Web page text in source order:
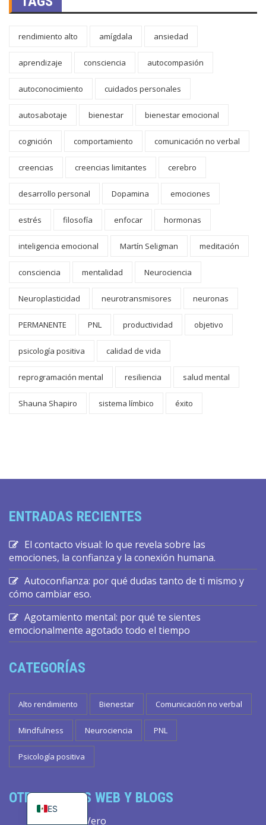
rendimiento alto amígdala ansiedad
aprendizaje consciencia autocompasión
autoconocimiento cuidados personales
autosabotaje bienestar bienestar emocional
cognición comportamiento comunicación no verbal
creencias creencias limitantes cerebro
desarrollo personal Dopamina emociones
estrés filosofía enfocar hormonas
inteligencia emocional Martín Seligman meditación
consciencia mentalidad Neurociencia
Neuroplasticidad neurotransmisores neuronas
PERMANENTE PNL productividad objetivo
psicología positiva calidad de vida
reprogramación mental resiliencia salud mental
Shauna Shapiro sistema límbico éxito
ENTRADAS RECIENTES
El contacto visual: lo que revela sobre las
emociones, la confianza y la conexión humana.
Autoconfianza: por qué dudas tanto de ti mismo y
cómo cambiar eso.
Agotamiento mental: por qué te sientes
emocionalmente agotado todo el tiempo
CATEGORÍAS
Alto rendimiento Bienestar Comunicación no verbal
Mindfulness Neurociencia PNL
Psicología positiva
OTROS SITIOS WEB Y BLOGS
TudoVero
ES
EN